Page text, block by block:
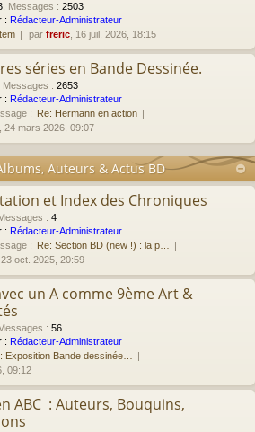
Messages : 2503
: Rédacteur-Administrateur
par freric , 16 juil. 2026, 18:15
séries en Bande Dessinée.
Messages : 2653
: Rédacteur-Administrateur
: Re: Hermann en action
, 24 mars 2026, 09:07
Auteurs & Actus BD
et Index des Chroniques
: 4
: Rédacteur-Administrateur
: Re: Section BD (new !) : la p…
, 23 oct. 2025, 20:59
un A comme 9ème Art &
: 56
: Rédacteur-Administrateur
Exposition Bande dessinée…
09:12
ABC : Auteurs, Bouquins,